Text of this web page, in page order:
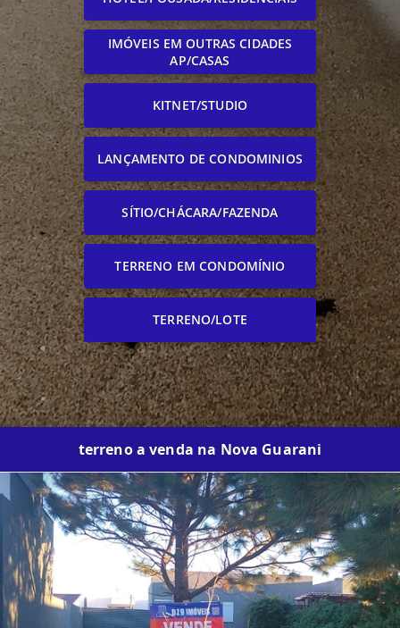
IMÓVEIS EM OUTRAS CIDADES
AP/CASAS
KITNET/STUDIO
LANÇAMENTO DE CONDOMINIOS
SÍTIO/CHÁCARA/FAZENDA
TERRENO EM CONDOMÍNIO
TERRENO/LOTE
terreno a venda na Nova Guarani